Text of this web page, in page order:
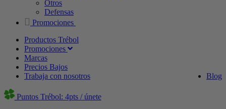
Otros
Defensas
Promociones
Productos Trébol
Promociones
Marcas
Precios Bajos
Blog
Trabaja con nosotros
Puntos Trébol: 4pts / únete